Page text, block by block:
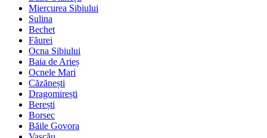
Miercurea Sibiului
Sulina
Bechet
Făurei
Ocna Sibiului
Baia de Arieș
Ocnele Mari
Căzănești
Dragomirești
Berești
Borsec
Băile Govora